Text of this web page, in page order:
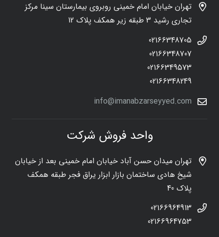
تهران خیابان امام خمینی روبروی بیمارستان سینا مرکز
تجاری رشید 3 طبقه زیر همکف پلاک 12
02166348705
02166348707
02166349573
02166348249
info@imanabzarseyyed.com
واحد فروش شرکت
تهران میدان حسن آباد خیابان امام خمینی بعد از خیابان
شیخ هادی ساختمان بازار ابزار یراق فجر طبقه همکف
پلاک 40
02166964913
02166964753